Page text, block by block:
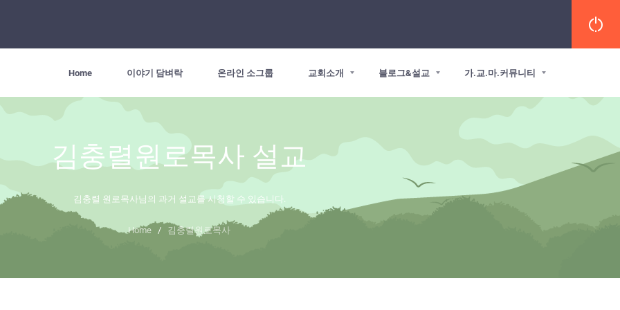
Home 이야기 담벼락 온라인 소그룹 교회소개 블로그&설교 가.교.마.커뮤니티
김충렬원로목사 설교
김충렬 원로목사님의 과거 설교를 시청할 수 있습니다.
Home / 김충렬원로목사